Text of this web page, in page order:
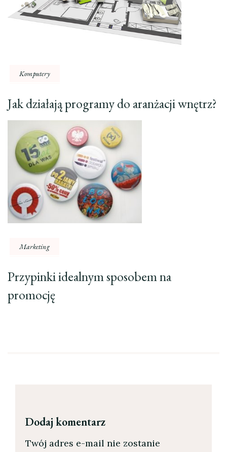
Komputery
Jak działają programy do aranżacji wnętrz?
Marketing
Przypinki idealnym sposobem na
promocję
Dodaj komentarz
Twój adres e-mail nie zostanie